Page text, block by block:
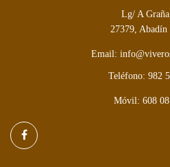
Lg/ A
27379,
Email:
Teléfono: 982
Móvil: 608